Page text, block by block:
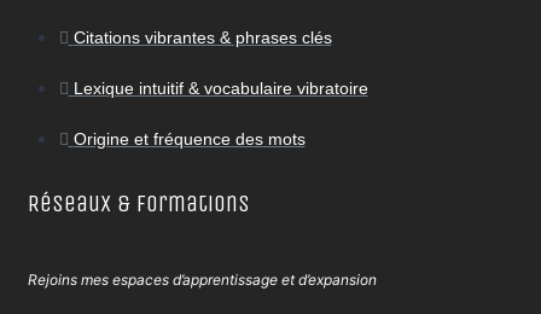
Citations vibrantes & phrases clés
Lexique intuitif & vocabulaire vibratoire
Origine et fréquence des mots
Réseaux & Formations
Rejoins mes espaces d’apprentissage et d’expansion